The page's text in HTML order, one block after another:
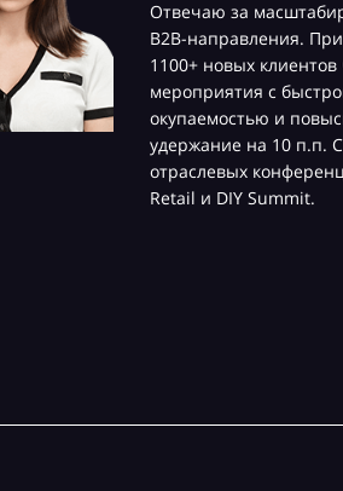
Отвечаю за
B2B-направления.
1100+ новых клиентов
мероприятия с
окупаемостью и
удержание на 10 п.п.
отраслевых
Retail и DIY Summit.